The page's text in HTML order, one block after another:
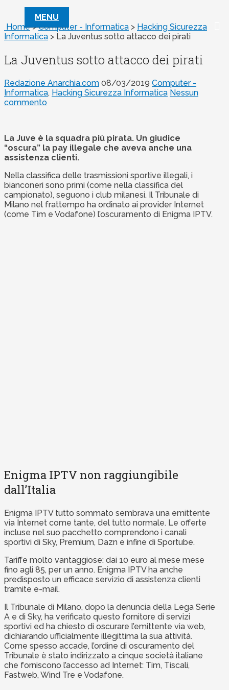
MENU
Home>Computer - Informatica > Hacking Sicurezza
Informatica > La Juventus sotto attacco dei pirati
La Juventus sotto attacco dei pirati
Redazione Anarchia.com 08/03/2019 Computer -
Informatica, Hacking Sicurezza Informatica Nessun
commento
La Juve è la squadra più pirata. Un giudice
“oscura” la pay illegale che aveva anche una
assistenza clienti.
Nella classifica delle trasmissioni sportive illegali, i
bianconeri sono primi (come nella classifica del
campionato), seguono i club milanesi. Il Tribunale di
Milano nel frattempo ha ordinato ai provider Internet
(come Tim e Vodafone) l’oscuramento di Enigma IPTV.
Enigma IPTV non raggiungibile
dall’Italia
Enigma IPTV tutto sommato sembrava una emittente
via Internet come tante, del tutto normale. Le offerte
incluse nel suo pacchetto comprendono i canali
sportivi di Sky, Premium, Dazn e infine di Sportube.
Tariffe molto vantaggiose: dai 10 euro al mese mese
fino agli 85, per un anno. Enigma IPTV ha anche
predisposto un efficace servizio di assistenza clienti
tramite e-mail.
Il Tribunale di Milano, dopo la denuncia della Lega Serie
A e di Sky, ha verificato questo fornitore di servizi
sportivi ed ha chiesto di oscurare l’emittente via web,
dichiarando ufficialmente illegittima la sua attività.
Come spesso accade, l’ordine di oscuramento del
Tribunale è stato indirizzato a cinque società italiane
che forniscono l’accesso ad Internet: Tim, Tiscali,
Fastweb, Wind Tre e Vodafone.